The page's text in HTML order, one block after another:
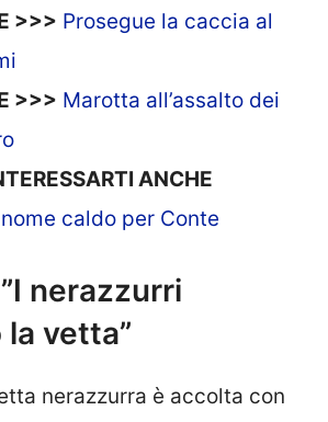
>>> Prosegue la caccia al
>>> Marotta all’assalto dei
ANCHE
caldo per Conte
nerazzurri
vetta”
nerazzurra è accolta con